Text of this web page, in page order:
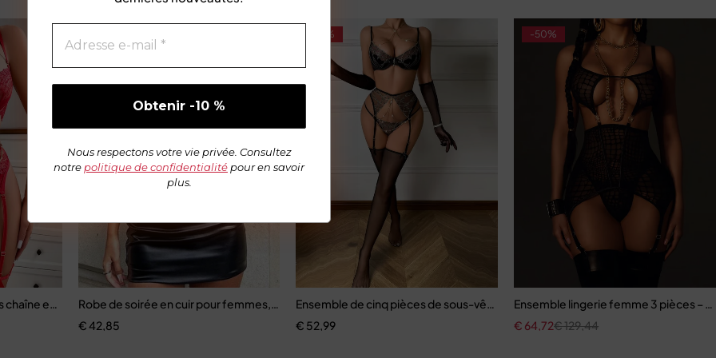
Nous respectons votre vie privée. Consultez
notre politique de confidentialité pour en savoir
plus.
chaîne en métal dentelle près du corps sous-vêtements de luxe fantaisie
Robe de soirée en cuir pour femmes, sexy, ajourée
€42,85
-61%
Ensemble de cinq pièces de sous-vêtements sexy pour femmes épicée à la
€ 52,99
-50%
Ensemble lingerie femme 3 pièces –
€129,44
€ 64,72